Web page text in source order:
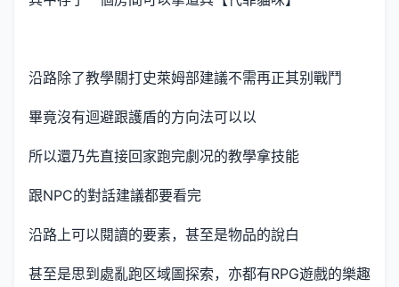
沿路除了教學關打史萊姆部建議不需再正其别戰鬥
畢竟沒有迴避跟護盾的方向法可以以
所以還乃先直接回家跑完劇况的教學拿技能
跟NPC的對話建議都要看完
沿路上可以閱讀的要素，甚至是物品的說白
甚至是思到處亂跑区域圖探索，亦都有RPG遊戲的樂趣